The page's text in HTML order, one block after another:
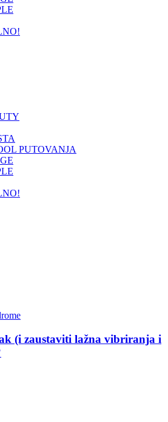
PUTOVANJA
(i zaustaviti lažna vibriranja i